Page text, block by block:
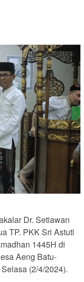
Dr. Setiawan
TP. PKK Sri Astuti
1445H di
Aeng Batu-
(2/4/2024).